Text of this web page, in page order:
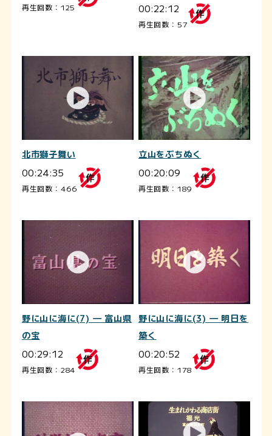
再生回数：125 00:22:12
再生回数：57
北市獅子舞い
00:24:35
再生回数：466
立山をぶちぬく
00:20:09
再生回数：189
野に山に海に(7) ― 富山県
の宝
00:29:12
再生回数：284
野に山に海に(3) ― 明日を
築く
00:20:52
再生回数：178